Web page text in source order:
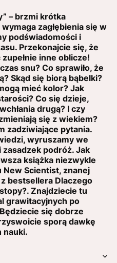
– brzmi krótka
zagłębienia się w
podświadomości i
Przekonajcie się, że
inne oblicze!
snu? Co sprawiło, że
Skąd się biorą bąbelki?
mieć kolor? Jak
Co się dzieje,
drugą? I czy
się z wiekiem?
zadziwiające pytania.
wyruszamy we
zasadzek podróż. Jak
książka niezwykle
Scientist, znanej
bestsellera Dlaczego
Znajdziecie tu
grawitacyjnych po
się dobrze
sporą dawkę
nauki.